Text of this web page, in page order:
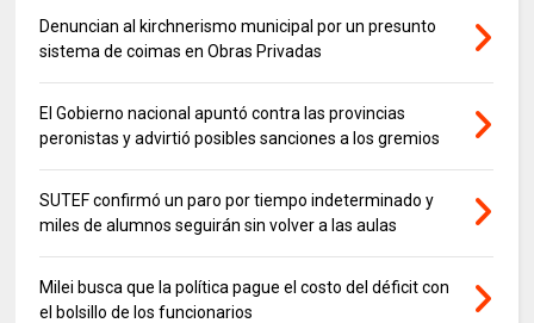
Denuncian al kirchnerismo municipal por un presunto
sistema de coimas en Obras Privadas
El Gobierno nacional apuntó contra las provincias
peronistas y advirtió posibles sanciones a los gremios
SUTEF confirmó un paro por tiempo indeterminado y
miles de alumnos seguirán sin volver a las aulas
Milei busca que la política pague el costo del déficit con
el bolsillo de los funcionarios